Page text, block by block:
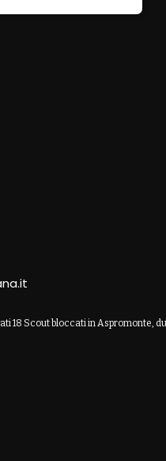
bloccati in Aspromonte, due